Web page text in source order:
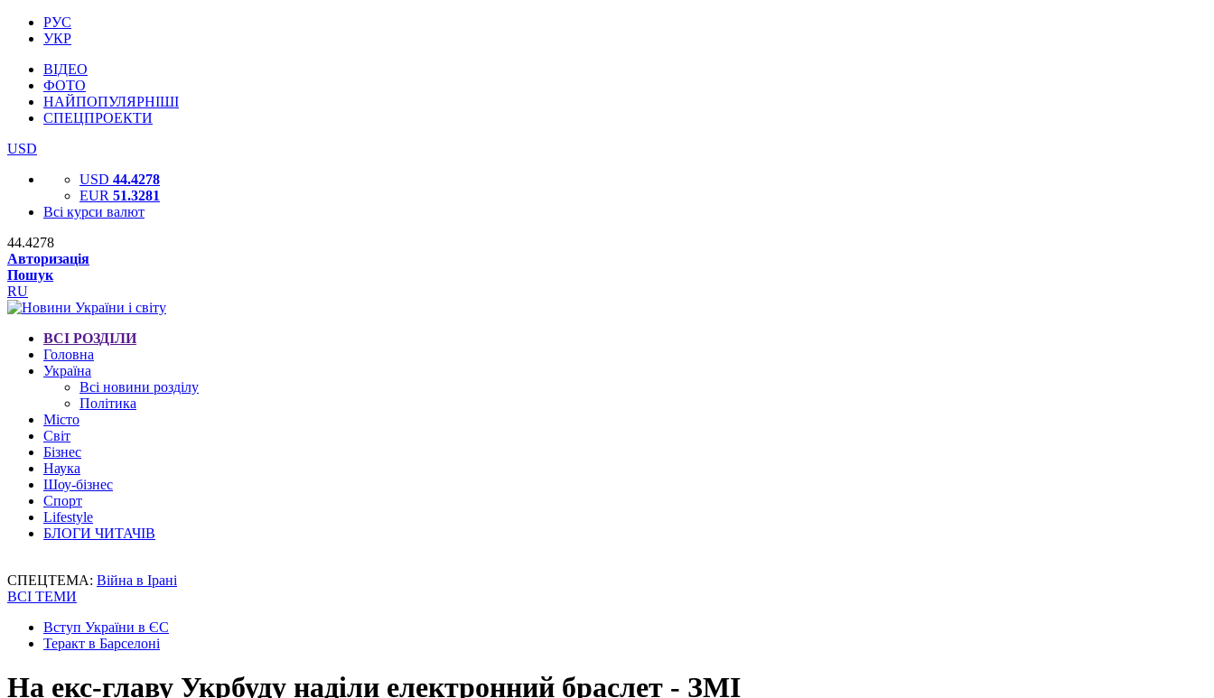
РУС
УКР
ВІДЕО
ФОТО
НАЙПОПУЛЯРНІШІ
СПЕЦПРОЕКТИ
USD
USD 44.4278
EUR 51.3281
Всі курси валют
44.4278
Авторизація
Пошук
RU
ВСІ РОЗДІЛИ
Головна
Україна
Всі новини розділу
Політика
Місто
Світ
Бізнес
Наука
Шоу-бізнес
Спорт
Lifestyle
БЛОГИ ЧИТАЧІВ
СПЕЦТЕМА: Війна в Ірані
ВСІ ТЕМИ
Вступ України в ЄС
Теракт в Барселоні
На екс-главу Укрбуду наділи електронний браслет - ЗМІ